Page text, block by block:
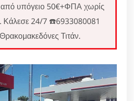
υπόγειο 50€+ΦΠΑ χωρίς
Κάλεσε 24/7 ☎️6933080081
Τιτάν.